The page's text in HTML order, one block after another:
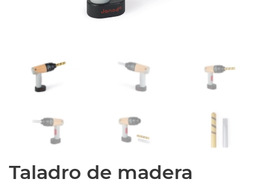
Taladro de madera